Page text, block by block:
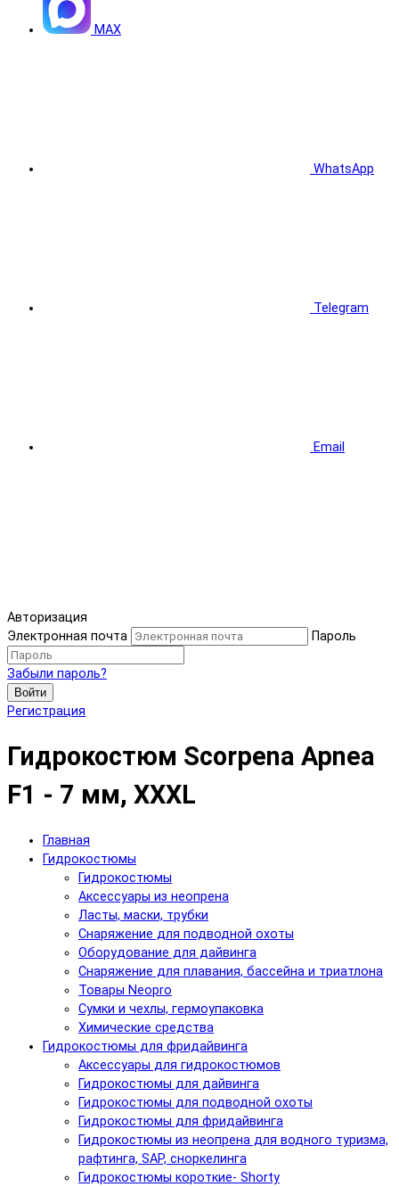
MAX
WhatsApp
Telegram
Email
Авторизация
Электронная почта
Пароль
Забыли пароль?
Войти
Регистрация
Гидрокостюм Scorpena Apnea
F1 - 7 мм, XXXL
Главная
Гидрокостюмы
Гидрокостюмы
Аксессуары из неопрена
Ласты, маски, трубки
Снаряжение для подводной охоты
Оборудование для дайвинга
Снаряжение для плавания, бассейна и триатлона
Товары Neopro
Сумки и чехлы, гермоупаковка
Химические средства
Гидрокостюмы для фридайвинга
Аксессуары для гидрокостюмов
Гидрокостюмы для дайвинга
Гидрокостюмы для подводной охоты
Гидрокостюмы для фридайвинга
Гидрокостюмы из неопрена для водного туризма,
рафтинга, SAP, сноркелинга
Гидрокостюмы короткие- Shorty